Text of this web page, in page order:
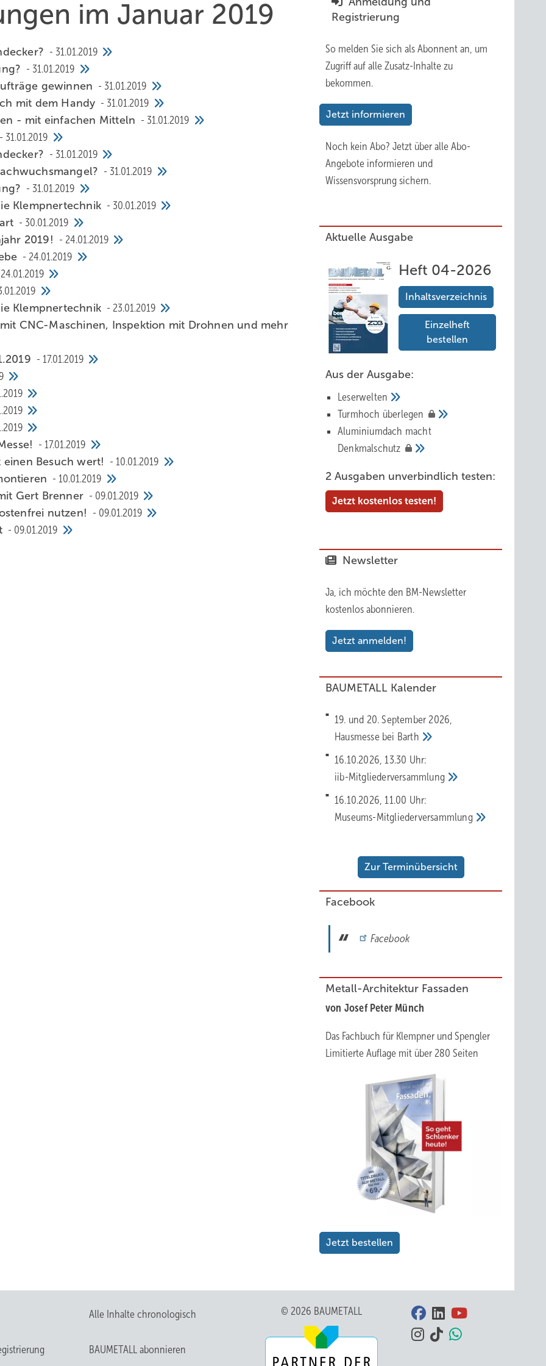
im Januar 2019
31.01.2019
31.01.2019
gewinnen
31.01.2019
mit dem Handy
31.01.2019
- mit einfachen Mitteln
31.01.2019
31.01.2019
31.01.2019
31.01.2019
31.01.2019
Klempnertechnik
30.01.2019
30.01.2019
2019!
24.01.2019
24.01.2019
24.01.2019
Klempnertechnik
23.01.2019
CNC-Maschinen, Inspektion mit Drohnen und mehr
17.01.2019
17.01.2019
einen Besuch wert!
10.01.2019
10.01.2019
Gert Brenner
09.01.2019
nutzen!
09.01.2019
09.01.2019
Registrierung
So melden Sie sich als Abonnent an, um
Zugriff auf alle Zusatz-Inhalte zu
bekommen.
Jetzt informieren
Noch kein Abo? Jetzt über alle Abo-
Angebote informieren und
Wissensvorsprung sichern.
Aktuelle Ausgabe
Heft 04-2026
Inhaltsverzeichnis
Einzelheft
bestellen
Aus der Ausgabe:
Leserwelten
Tur mhoch überlegen
Aluminiumdach macht
Denkmalschutz
2 Ausgaben unverbindlich testen:
Jetzt kostenlos testen!
Newsletter
Ja, ich möchte den BM-Newsletter
kostenlos abonnieren.
Jetzt anmelden!
BAUMETALL Kalender
19. und 20. September 2026,
Hausmesse bei Barth
16.10.2026, 13.30 Uhr:
iib-Mitgliederversammlung
16.10.2026, 11.00 Uhr:
Museums-Mitgliederversammlung
Zur Terminübersicht
Facebook
Facebook
Metall-Architektur Fassaden
von Josef Peter Münch
Das Fachbuch für Klempner und Spengler
Limitierte Auflage mit über 280 Seiten
Jetzt bestellen
Alle Inhalte chronologisch
BAUMETALL abonnieren
© 2026 BAUMETALL